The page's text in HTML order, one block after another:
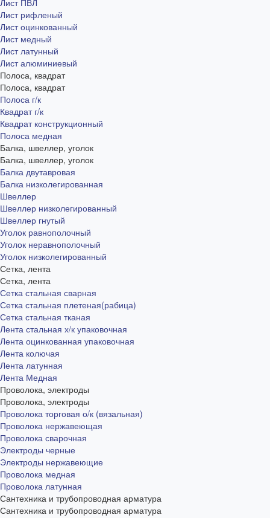
Лист ПВЛ
Лист рифленый
Лист оцинкованный
Лист медный
Лист латунный
Лист алюминиевый
Полоса, квадрат
Полоса, квадрат
Полоса г/к
Квадрат г/к
Квадрат конструкционный
Полоса медная
Балка, швеллер, уголок
Балка, швеллер, уголок
Балка двутавровая
Балка низколегированная
Швеллер
Швеллер низколегированный
Швеллер гнутый
Уголок равнополочный
Уголок неравнополочный
Уголок низколегированный
Сетка, лента
Сетка, лента
Сетка стальная сварная
Сетка стальная плетеная(рабица)
Сетка стальная тканая
Лента стальная х/к упаковочная
Лента оцинкованная упаковочная
Лента колючая
Лента латунная
Лента Медная
Проволока, электроды
Проволока, электроды
Проволока торговая о/к (вязальная)
Проволока нержавеющая
Проволока сварочная
Электроды черные
Электроды нержавеющие
Проволока медная
Проволока латунная
Сантехника и трубопроводная арматура
Сантехника и трубопроводная арматура